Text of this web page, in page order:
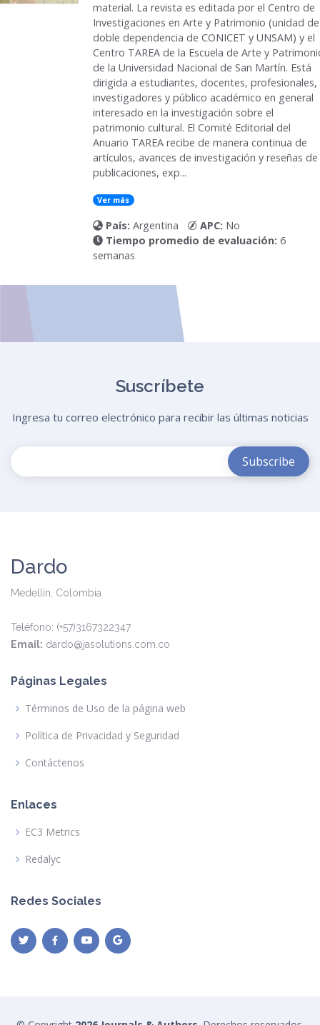
material. La revista es editada por el Centro de
Investigaciones en Arte y Patrimonio (unidad de
doble dependencia de CONICET y UNSAM) y el
Centro TAREA de la Escuela de Arte y
de la Universidad Nacional de San Martín. Está
dirigida a estudiantes, docentes, profesionales,
investigadores y público académico en general
interesado en la investigación sobre el
patrimonio cultural. El Comité Editorial del
Anuario TAREA recibe de manera continua de
artículos, avances de investigación y reseñas de
publicaciones, exp...
Ver más
País: Argentina APC: No
Tiempo promedio de evaluación: 6
semanas
Suscríbete
Ingresa tu correo electrónico para recibir las últimas noticias
Dardo
Medellín, Colombia
Teléfono: (+57)3167322347
Email: dardo@jasolutions.com.co
Páginas Legales
Términos de Uso de la página web
Política de Privacidad y Seguridad
Contáctenos
Enlaces
EC3 Metrics
Redalyc
Redes Sociales